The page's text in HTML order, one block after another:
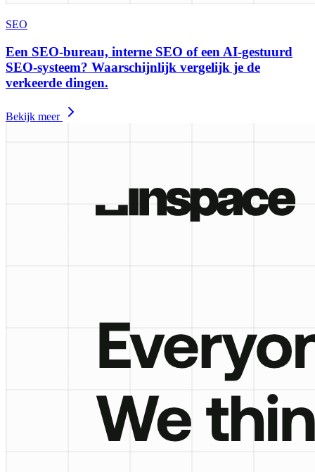
SEO
Een SEO-bureau, interne SEO of een AI-gestuurd
SEO-systeem? Waarschijnlijk vergelijk je de
verkeerde dingen.
Bekijk meer